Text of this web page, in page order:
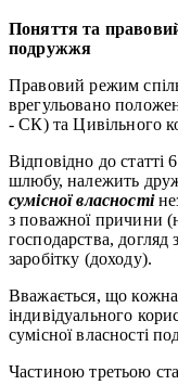
Поняття та правовий
подружжя
Правовий режим
врегульовано
- СК) та Цивільного
Відповідно до
шлюбу, належить
сумісної власності
з поважної причини
господарства, догляд
заробітку (доходу).
Вважається, що кожна
індивідуального
сумісної власності
Частиною третьою